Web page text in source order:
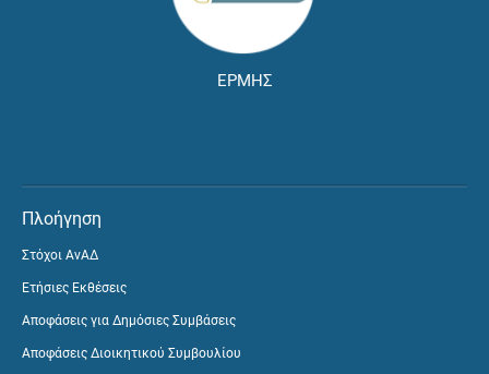
ΕΡΜΗΣ
Πλοήγηση
Στόχοι ΑνΑΔ
Ετήσιες Εκθέσεις
Αποφάσεις για Δημόσιες Συμβάσεις
Αποφάσεις Διοικητικού Συμβουλίου